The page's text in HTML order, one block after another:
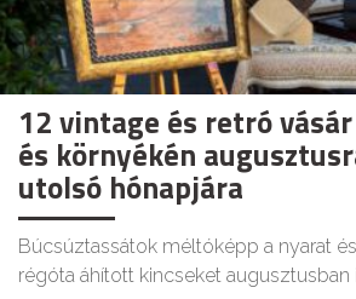
12 vintage és retró
és környékén
utolsó hónapjára
Búcsúztassátok méltóképp a nyarat
régóta áhított kincseket augusztusban